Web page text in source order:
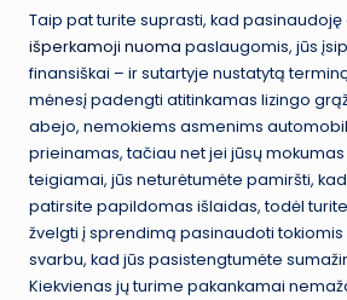
Taip pat turite suprasti, kad pasinaudoję
išperkamoji nuoma paslaugomis, jūs
finansiškai – ir sutartyje nustatytą
mėnesį padengti atitinkamas lizingo
abejo, nemokiems asmenims
prieinamas, tačiau net jei jūsų
teigiamai, jūs neturėtumėte pamiršti,
patirsite papildomas išlaidas, todėl
žvelgti į sprendimą pasinaudoti
svarbu, kad jūs pasistengtumėte
Kiekvienas jų turime pakankamai